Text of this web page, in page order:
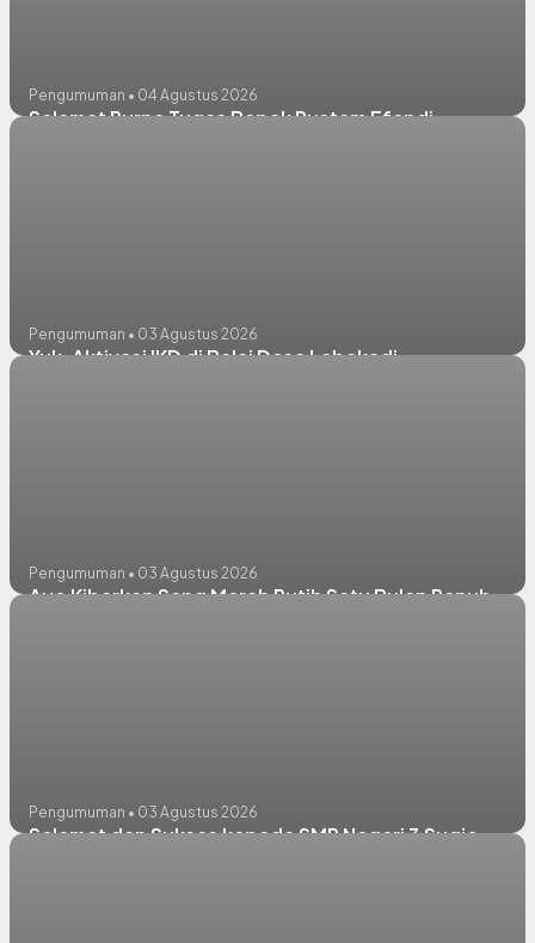
Pengumuman • 04 Agustus 2026
Selamat Purna Tugas Bapak Rustam Efendi
Pengumuman • 03 Agustus 2026
Yuk, Aktivasi IKD di Balai Desa Lebakadi
Pengumuman • 03 Agustus 2026
Ayo Kibarkan Sang Merah Putih Satu Bulan Penuh
Pengumuman • 03 Agustus 2026
Selamat dan Sukses kepada SMP Negeri 3 Sugio